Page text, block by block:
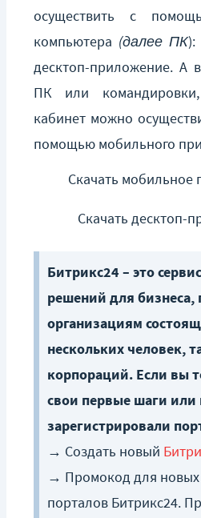
осуществить с
компьютера (далее ПК):
десктоп-приложение. А в
ПК или
кабинет можно
помощью мобильного
Скачать мобильное
Скачать десктоп-
Битрикс24 – это
решений для
организациям
нескольких человек,
корпораций. Если вы
свои первые шаги
зарегистрировали
→ Создать новый
→ Промокод для новых
порталов Битрикс24.